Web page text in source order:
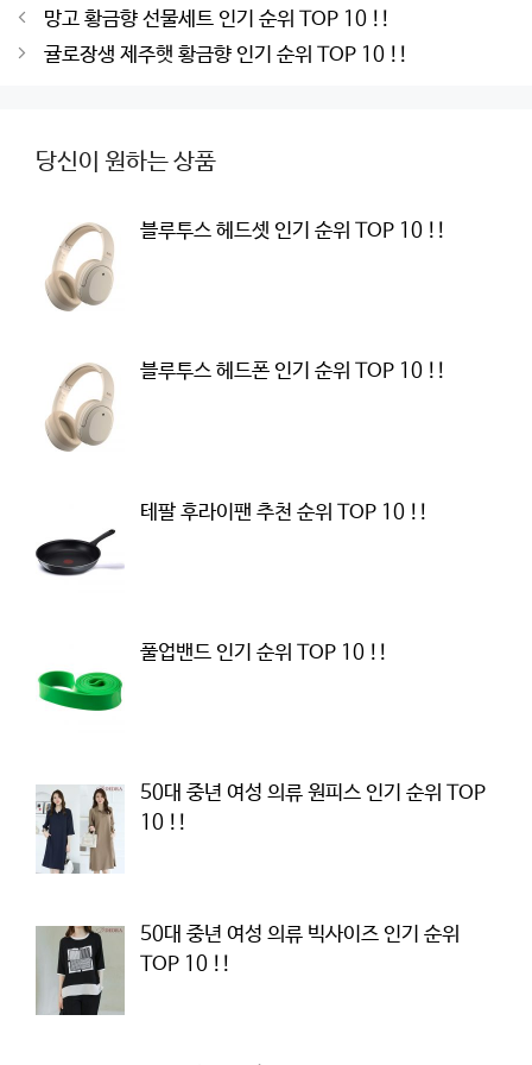
Post
navigation
망고 황금향 선물세트 인기 순위 TOP 10 !!
귤로장생 제주햇 황금향 인기 순위 TOP 10 !!
당신이 원하는 상품
블루투스 헤드셋 인기 순위 TOP 10 !!
블루투스 헤드폰 인기 순위 TOP 10 !!
테팔 후라이팬 추천 순위 TOP 10 !!
풀업밴드 인기 순위 TOP 10 !!
50대 중년 여성 의류 원피스 인기 순위 TOP
10 !!
50대 중년 여성 의류 빅사이즈 인기 순위
TOP 10 !!